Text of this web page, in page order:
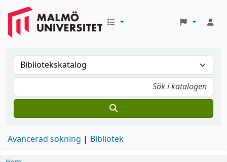
Avancerad sökning Bibliotek